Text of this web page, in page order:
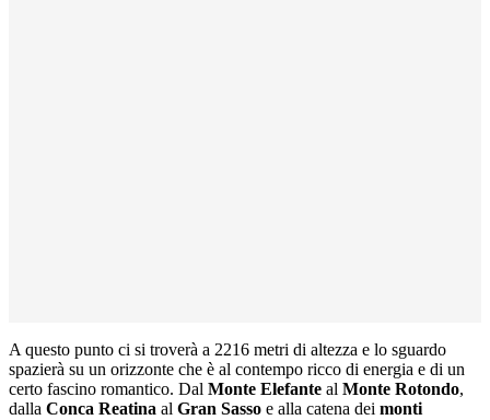
A questo punto ci si troverà a 2216 metri di altezza e lo sguardo
spazierà su un orizzonte che è al contempo ricco di energia e di un
certo fascino romantico. Dal Monte Elefante al Monte Rotondo,
dalla Conca Reatina al Gran Sasso e alla catena dei monti